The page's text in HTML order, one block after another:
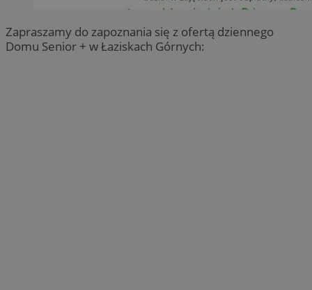
Zapraszamy do zapoznania się z ofertą dziennego
Domu Senior + w Łaziskach Górnych: